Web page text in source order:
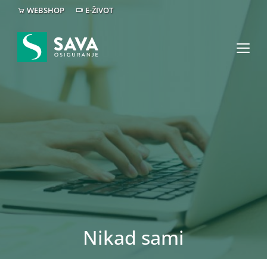
WEBSHOP E-ŽIVOT
Nikad sami